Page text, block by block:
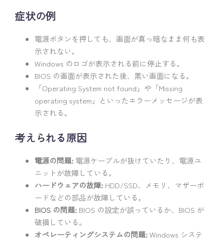
症状の例
電源ボタンを押しても、画面が真っ暗なまま何も表
示されない。
Windows のロゴが表示される前に停止する。
BIOS の画面が表示された後、黒い画面になる。
「Operating System not found」や「Missing
operating system」といったエラーメッセージが表
示される。
考えられる原因
電源の問題: 電源ケーブルが抜けていたり、電源ユ
ニットが故障している。
ハードウェアの故障: HDD/SSD、メモリ、マザーボ
ードなどの部品が故障している。
BIOS の問題: BIOS の設定が誤っているか、BIOS が
破損している。
オペレーティングシステムの問題:Windows システ